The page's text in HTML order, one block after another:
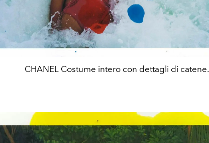
CHANEL Costume intero con dettagli di catene.